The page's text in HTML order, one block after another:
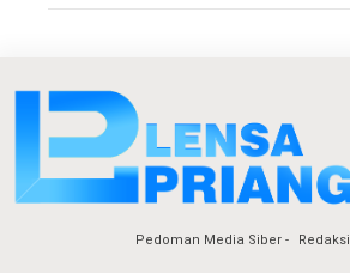
Pedoman Media Siber Redaksi